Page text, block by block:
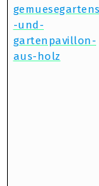
gemuesegartens
-und-
gartenpavillon-
aus-holz